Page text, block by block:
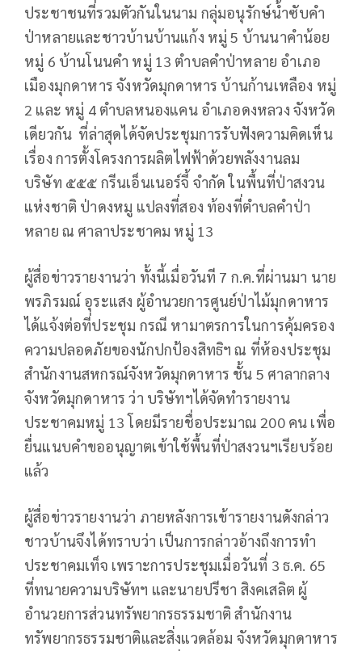
ประชาชนที่รวมตัวกันในนาม กลุ่มอนุรักษ์น้ำซับคำ
ป่าหลายและชาวบ้านบ้านแก้ง หมู่ 5 บ้านนาคำน้อย
หมู่ 6 บ้านโนนคำ หมู่ 13 ตำบลคำป่าหลาย อำเภอ
เมืองมุกดาหาร จังหวัดมุกดาหาร บ้านก้านเหลือง หมู่
2 และ หมู่ 4 ตำบลหนองแคน อำเภอดงหลวง จังหวัด
เดียวกัน ที่ล่าสุดได้จัดประชุมการรับฟังความคิดเห็น
เรื่อง การตั้งโครงการผลิตไฟฟ้าด้วยพลังงานลม
บริษัท ๕๕๕ กรีนเอ็นเนอร์จี้ จำกัด ในพื้นที่ป่าสงวน
แห่งชาติ ป่าดงหมู แปลงที่สอง ท้องที่ตำบลคำป่า
หลาย ณ ศาลาประชาคม หมู่ 13
ผู้สื่อข่าวรายงานว่า ทั้งนี้เมื่อวันที 7 ก.ค.ที่ผ่านมา นาย
พรภิรมณ์ อุระแสง ผู้อำนวยการศูนย์ป่าไม้มุกดาหาร
ได้แจ้งต่อที่ประชุม กรณี หามาตรการในการคุ้มครอง
ความปลอดภัยของนักปกป้องสิทธิฯ ณ ที่ห้องประชุม
สำนักงานสหกรณ์จังหวัดมุกดาหาร ชั้น 5 ศาลากลาง
จังหวัดมุกดาหาร ว่า บริษัทฯได้จัดทำรายงาน
ประชาคมหมู่ 13 โดยมีรายชื่อประมาณ 200 คน เพื่อ
ยื่นแนบคำขออนุญาตเข้าใช้พื้นที่ป่าสงวนฯเรียบร้อย
แล้ว
ผู้สื่อข่าวรายงานว่า ภายหลังการเข้ารายงานดังกล่าว
ชาวบ้านจึงได้ทราบว่า เป็นการกล่าวอ้างถึงการทำ
ประชาคมเท็จ เพราะการประชุมเมื่อวันที่ 3 ธ.ค. 65
ที่ทนายความบริษัทฯ และนายปรีชา สิงคเสลิต ผู้
อำนวยการส่วนทรัพยากรธรรมชาติ สำนักงาน
ทรัพยากรธรรมชาติและสิ่งแวดล้อม จังหวัดมุกดาหาร